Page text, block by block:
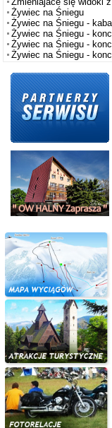
Żywiec na Śniegu
Żywiec na Śniegu -
Żywiec na Śniegu -
Żywiec na Śniegu -
Żywiec na Śniegu -